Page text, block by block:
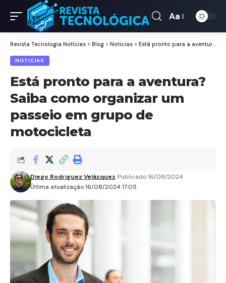
Aa
Revista Tecnologia Notícias > Blog > Noticias > Está pronto para a aventura? Saiba como organizar um passeio em grupo de motocicleta
NOTICIAS
Está pronto para a aventura?
Saiba como organizar um
passeio em grupo de
motocicleta
Última atualização 16/08/2024 17:05
Diego Rodriguez Velázquez Publicado 16/08/2024